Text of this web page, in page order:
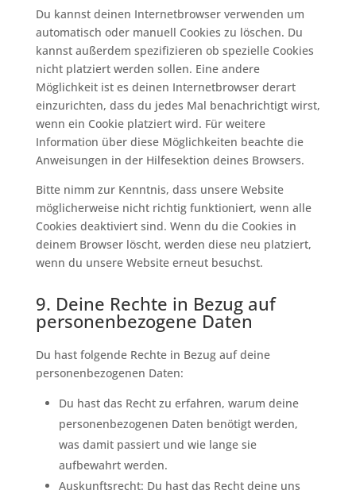
Du kannst deinen Internetbrowser verwenden um
automatisch oder manuell Cookies zu löschen. Du
kannst außerdem spezifizieren ob spezielle Cookies
nicht platziert werden sollen. Eine andere
Möglichkeit ist es deinen Internetbrowser derart
einzurichten, dass du jedes Mal benachrichtigt wirst,
wenn ein Cookie platziert wird. Für weitere
Information über diese Möglichkeiten beachte die
Anweisungen in der Hilfesektion deines Browsers.
Bitte nimm zur Kenntnis, dass unsere Website
möglicherweise nicht richtig funktioniert, wenn alle
Cookies deaktiviert sind. Wenn du die Cookies in
deinem Browser löscht, werden diese neu platziert,
wenn du unsere Website erneut besuchst.
9. Deine Rechte in Bezug auf
personenbezogene Daten
Du hast folgende Rechte in Bezug auf deine
personenbezogenen Daten:
Du hast das Recht zu erfahren, warum deine
personenbezogenen Daten benötigt werden,
was damit passiert und wie lange sie
aufbewahrt werden.
Auskunftsrecht: Du hast das Recht deine uns